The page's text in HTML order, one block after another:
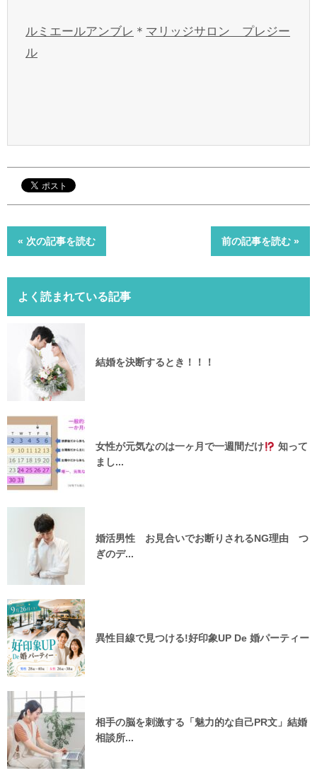
ルミエールアンブレ ＊ マリッジサロン プレジー
ル
« 次の記事を読む 前の記事を読む »
よく読まれている記事
結婚を決断するとき！！！
女性が元気なのは一ヶ月で一週間だけ
知って
まし...
婚活男性 お見合いでお断りされるNG理由 つ
ぎのデ...
異性目線で見つける!好印象UP De 婚パーティー
相手の脳を刺激する「魅力的な自己PR文」結婚
相談所...